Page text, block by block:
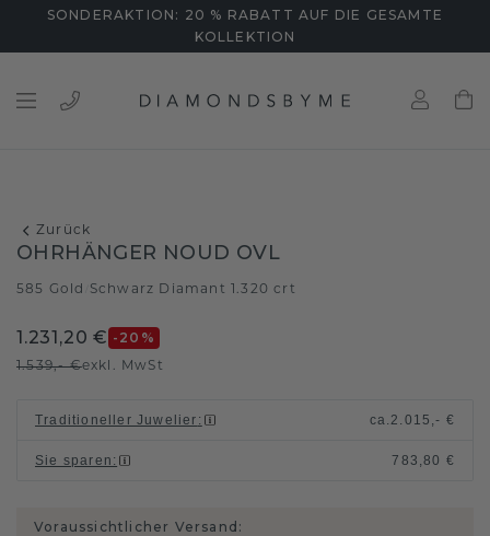
SONDERAKTION: 20 % RABATT AUF DIE GESAMTE
KOLLEKTION
Zurück
OHRHÄNGER NOUD OVL
585 Gold Schwarz Diamant 1.320 crt
1.231,20 € -20 %
1.539,- €exkl. MwSt
Traditioneller Juwelier : ca.2.015,- €
Sie sparen : 783,80 €
Voraussichtlicher Versand: